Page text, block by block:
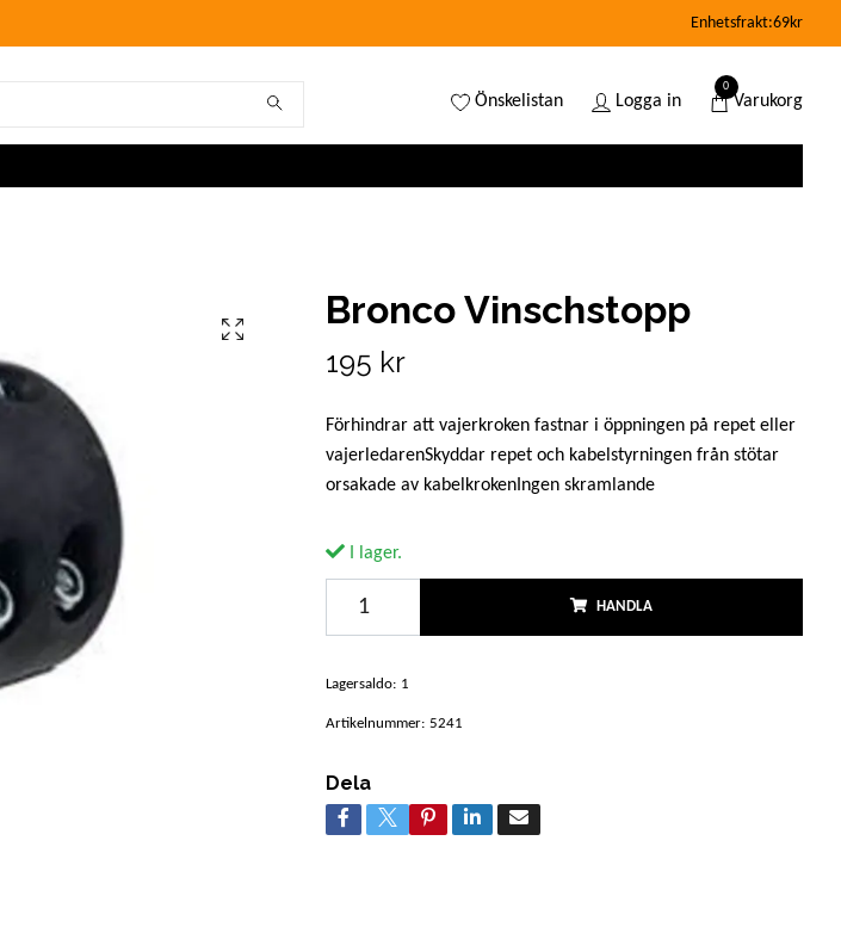
Enhetsfrakt:69kr
Önskelistan Logga in
0
Varukorg
Bronco Vinschstopp
195 kr
Förhindrar att vajerkroken fastnar i öppningen på repet eller
vajerledarenSkyddar repet och kabelstyrningen från stötar
orsakade av kabelkrokenIngen skramlande
I lager.
HANDLA
Lagersaldo: 1
Artikelnummer: 5241
Dela